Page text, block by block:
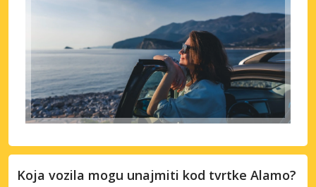
Koja vozila mogu unajmiti kod tvrtke Alamo?